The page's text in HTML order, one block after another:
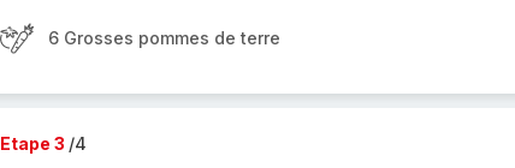
6 Grosses pommes de terre
Etape 3 /4